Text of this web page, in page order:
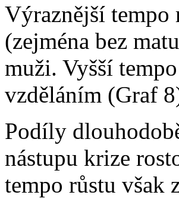
Výraznější tempo
(zejména bez
muži. Vyšší
vzděláním (Graf
Podíly
nástupu krize
tempo růstu však